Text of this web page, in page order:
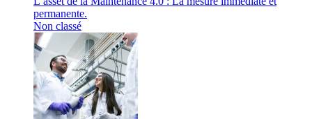
permanente.
Non classé